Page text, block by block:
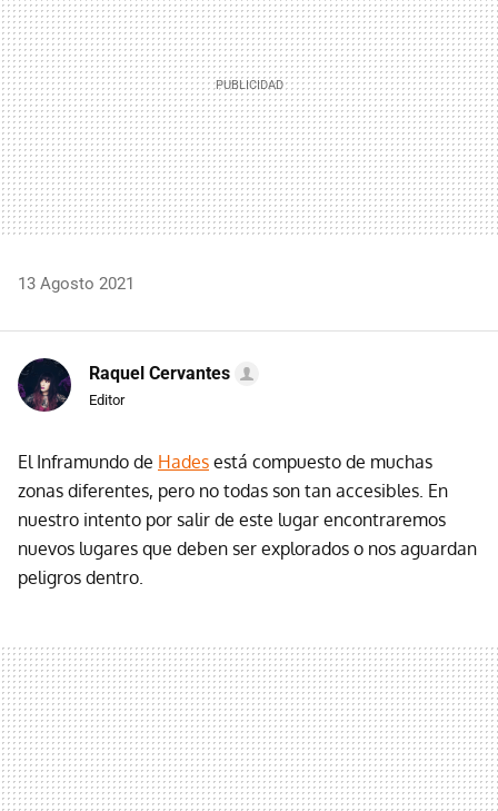
13 Agosto 2021
Raquel Cervantes
Editor
El Inframundo de Hades está compuesto de muchas
zonas diferentes, pero no todas son tan accesibles. En
nuestro intento por salir de este lugar encontraremos
nuevos lugares que deben ser explorados o nos aguardan
peligros dentro.